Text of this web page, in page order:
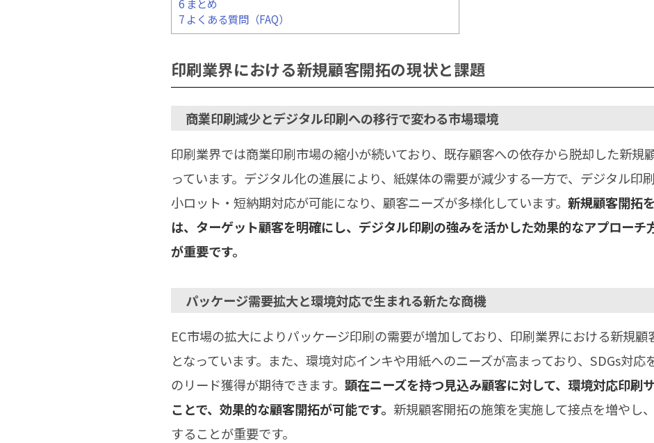
6まとめ
7よくある質問（FAQ）
印刷業界における新規顧客開拓の現状と課題
商業印刷減少とデジタル印刷への移行で変わる市場環境
印刷業界では商業印刷市場の縮小が続いており、既存顧客への依存から脱却した新規
っています。デジタル化の進展により、紙媒体の需要が減少する一方で、デジタル印
小ロット・短納期対応が可能になり、顧客ニーズが多様化しています。 新規顧客開拓
は、ターゲット顧客を明確にし、デジタル印刷の強みを活かした効果的なアプローチ
が重要です。
パッケージ需要拡大と環境対応で生まれる新たな商機
EC市場の拡大によりパッケージ印刷の需要が増加しており、印刷業界における新規
となっています。また、環境対応インキや用紙へのニーズが高まっており、SDGs対応
のリード獲得が期待できます。 顕在ニーズを持つ見込み顧客に対して、環境対応印刷
ことで、効果的な顧客開拓が可能です。 新規顧客開拓の施策を実施して接点を増やし
することが重要です。